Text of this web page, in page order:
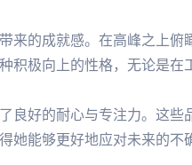
来的成就感。在高峰之上俯
积极向上的性格，无论是在
良好的耐心与专注力。这些
她能够更好地应对未来的不